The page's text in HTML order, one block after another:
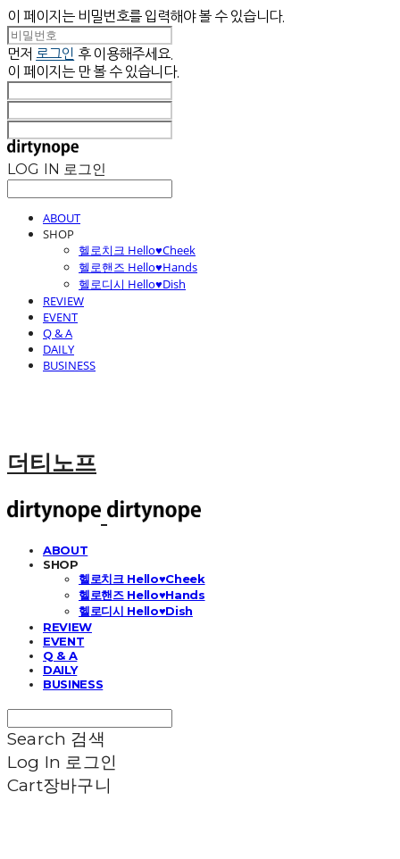
이 페이지는 비밀번호를 입력해야 볼 수 있습니다.
먼저 로그인 후 이용해주세요.
이 페이지는 만 볼 수 있습니다.
LOG IN 로그인
ABOUT
SHOP
헬로치크 Hello♥Cheek
헬로핸즈 Hello♥Hands
헬로디시 Hello♥Dish
REVIEW
EVENT
Q & A
DAILY
BUSINESS
더티노프
ABOUT
SHOP
헬로치크 Hello♥Cheek
헬로핸즈 Hello♥Hands
헬로디시 Hello♥Dish
REVIEW
EVENT
Q & A
DAILY
BUSINESS
Search 검색
Log In 로그인
Cart장바구니